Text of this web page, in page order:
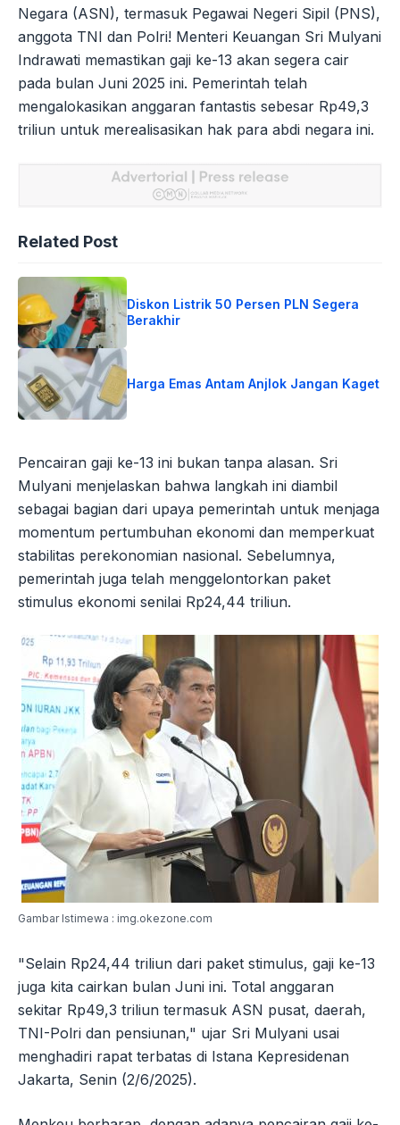
Negara (ASN), termasuk Pegawai Negeri Sipil (PNS),
anggota TNI dan Polri! Menteri Keuangan Sri Mulyani
Indrawati memastikan gaji ke-13 akan segera cair
pada bulan Juni 2025 ini. Pemerintah telah
mengalokasikan anggaran fantastis sebesar Rp49,3
triliun untuk merealisasikan hak para abdi negara ini.
Related Post
Diskon Listrik 50 Persen PLN Segera
Berakhir
Harga Emas Antam Anjlok Jangan Kaget
Pencairan gaji ke-13 ini bukan tanpa alasan. Sri
Mulyani menjelaskan bahwa langkah ini diambil
sebagai bagian dari upaya pemerintah untuk menjaga
momentum pertumbuhan ekonomi dan memperkuat
stabilitas perekonomian nasional. Sebelumnya,
pemerintah juga telah menggelontorkan paket
stimulus ekonomi senilai Rp24,44 triliun.
Gambar Istimewa : img.okezone.com
"Selain Rp24,44 triliun dari paket stimulus, gaji ke-13
juga kita cairkan bulan Juni ini. Total anggaran
sekitar Rp49,3 triliun termasuk ASN pusat, daerah,
TNI-Polri dan pensiunan," ujar Sri Mulyani usai
menghadiri rapat terbatas di Istana Kepresidenan
Jakarta, Senin (2/6/2025).